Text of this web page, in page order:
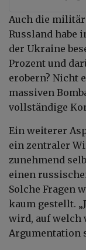
Auch die
Russland habe
der Ukraine
Prozent und
erobern? Nicht
massiven
vollständige
Ein weiterer
ein zentraler
zunehmend
einen
Solche Fragen
kaum gestellt.
wird, auf welch
Argumentation